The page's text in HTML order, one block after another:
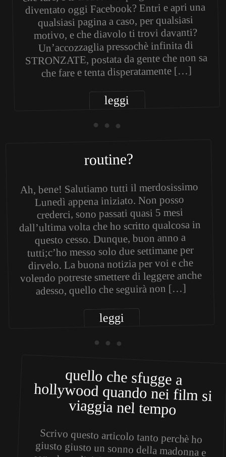
diventato oggi Facebook? Entri e apri una
qualsiasi pagina a caso, per qualsiasi
motivo, e che diavolo ti trovi davanti?
Un’accozzaglia pressochè infinita di
STRONZATE, postata da gente che non sa
che fare e tenta disperatamente […]
leggi
• • •
routine?
Ah, bene! Salutiamo tutti il merdosissimo
Lunedì appena iniziato. Non posso
crederci, sono passati quasi 5 mesi
dall’ultima volta che ho scritto qualcosa in
questo cesso. Dunque, buon anno a
tutti;c’ho messo solo due settimane per
dirvelo. La buona notizia per voi e che
volendo potreste smettere di leggere anche
adesso, quello che seguirà non […]
leggi
• • •
quello che sfugge a
hollywood quando nei film si
viaggia nel tempo
Scrivo questo articolo tanto perchè ho
giusto giusto un sonno della madonna e
sono le undici di sera. Visto che finirò di
scriverlo in tarda nottata e vista
l’attenzione (calante) che ho da dedicarci
chissà quante cazzate scriverò, quindi